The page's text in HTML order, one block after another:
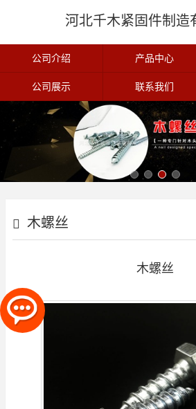
河北千木紧固件制造
公司介绍 产品中心
公司展示 联系我们
木螺丝
木螺丝